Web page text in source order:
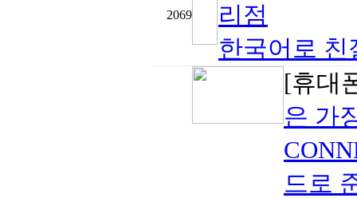
2069
리점
한국어로 친
[휴대
은 가
드로